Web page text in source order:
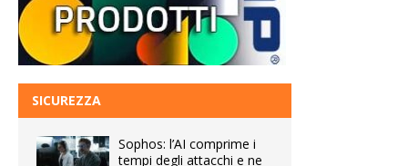
SICUREZZA
Sophos: l’AI comprime i
tempi degli attacchi e ne